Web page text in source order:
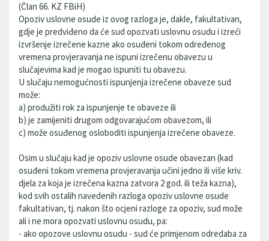
(Član 66. KZ FBiH)
Opoziv uslovne osude iz ovog razloga je, dakle, fakultativan,
gdje je predviđeno da će sud opozvati uslovnu osudu i izreći
izvršenje izrečene kazne ako osuđeni tokom određenog
vremena provjeravanja ne ispuni izrečenu obavezu u
slučajevima kad je mogao ispuniti tu obavezu.
U slučaju nemogućnosti ispunjenja izrečene obaveze sud
može:
a) produžiti rok za ispunjenje te obaveze ili
b) je zamijeniti drugom odgovarajućom obavezom, ili
c) može osuđenog osloboditi ispunjenja izrečene obaveze.
Osim u slučaju kad je opoziv uslovne osude obavezan (kad
osuđeni tokom vremena provjeravanja učini jedno ili više kriv.
djela za koja je izrečena kazna zatvora 2 god. ili teža kazna),
kod svih ostalih navedenih razloga opoziv uslovne osude
fakultativan, tj. nakon što ocjeni razloge za opoziv, sud može
ali i ne mora opozvati uslovnu osudu, pa:
- ako opozove uslovnu osudu - sud će primjenom odredaba za